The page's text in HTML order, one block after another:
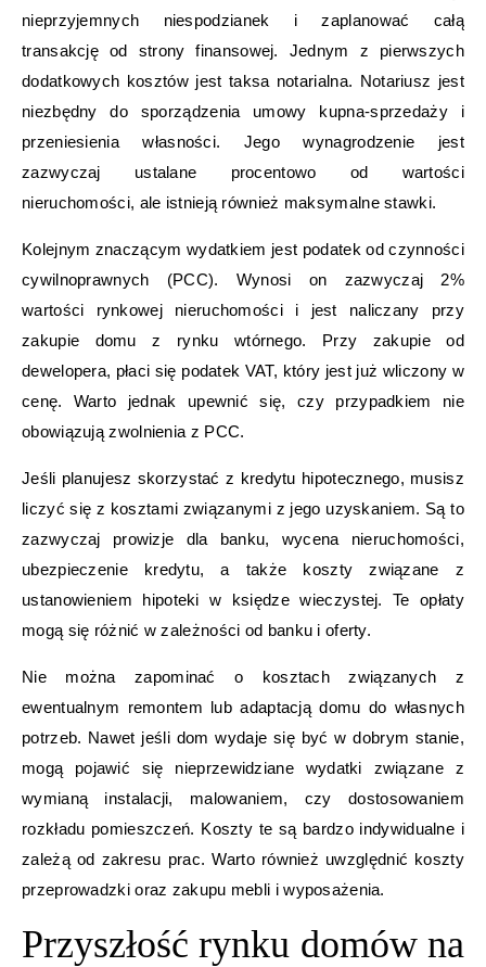
nieprzyjemnych niespodzianek i zaplanować całą
transakcję od strony finansowej. Jednym z pierwszych
dodatkowych kosztów jest taksa notarialna. Notariusz jest
niezbędny do sporządzenia umowy kupna-sprzedaży i
przeniesienia własności. Jego wynagrodzenie jest
zazwyczaj ustalane procentowo od wartości
nieruchomości, ale istnieją również maksymalne stawki.
Kolejnym znaczącym wydatkiem jest podatek od czynności
cywilnoprawnych (PCC). Wynosi on zazwyczaj 2%
wartości rynkowej nieruchomości i jest naliczany przy
zakupie domu z rynku wtórnego. Przy zakupie od
dewelopera, płaci się podatek VAT, który jest już wliczony w
cenę. Warto jednak upewnić się, czy przypadkiem nie
obowiązują zwolnienia z PCC.
Jeśli planujesz skorzystać z kredytu hipotecznego, musisz
liczyć się z kosztami związanymi z jego uzyskaniem. Są to
zazwyczaj prowizje dla banku, wycena nieruchomości,
ubezpieczenie kredytu, a także koszty związane z
ustanowieniem hipoteki w księdze wieczystej. Te opłaty
mogą się różnić w zależności od banku i oferty.
Nie można zapominać o kosztach związanych z
ewentualnym remontem lub adaptacją domu do własnych
potrzeb. Nawet jeśli dom wydaje się być w dobrym stanie,
mogą pojawić się nieprzewidziane wydatki związane z
wymianą instalacji, malowaniem, czy dostosowaniem
rozkładu pomieszczeń. Koszty te są bardzo indywidualne i
zależą od zakresu prac. Warto również uwzględnić koszty
przeprowadzki oraz zakupu mebli i wyposażenia.
Przyszłość rynku domów na